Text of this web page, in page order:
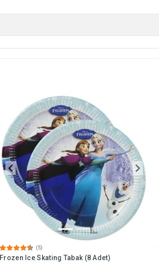
(5)
Frozen Ice Skating Tabak (8 Adet)